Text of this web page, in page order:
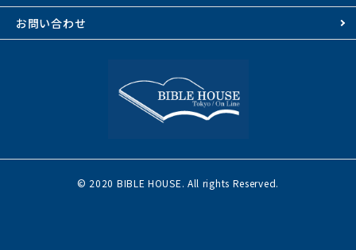
お問い合わせ
© 2020 BIBLE HOUSE. All rights Reserved.